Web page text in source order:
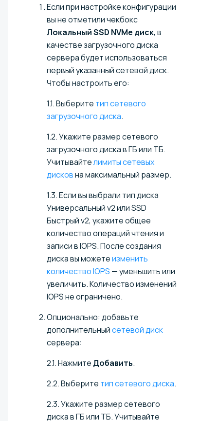
Если при настройке конфигурации
вы не отметили чекбокс
Локальный SSD NVMe диск, в
качестве загрузочного диска
сервера будет использоваться
первый указанный сетевой диск.
Чтобы настроить его:
1.1. Выберите тип сетевого
загрузочного диска.
1.2. Укажите размер сетевого
загрузочного диска в ГБ или ТБ.
Учитывайтелимиты сетевых
дисковна максимальный размер.
1.3. Если вы выбрали тип диска
Универсальный v2 или SSD
Быстрый v2, укажите общее
количество операций чтения и
записи в IOPS. После создания
диска вы можетеизменить
количество IOPS — уменьшить или
увеличить. Количество изменений
IOPS не ограничено.
Опционально: добавьте
дополнительныйсетевой диск
сервера:
2.1. Нажмите Добавить.
2.2. Выберите тип сетевого диска.
2.3.Укажите размер сетевого
диска в ГБ или ТБ. Учитывайте